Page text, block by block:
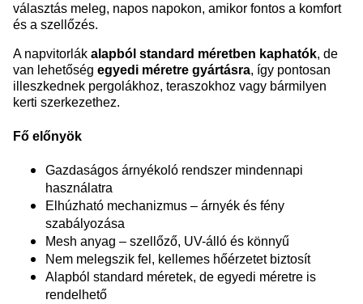
választás meleg, napos napokon, amikor fontos a komfort
és a szellőzés.
A napvitorlák alapból standard méretben kaphatók, de
van lehetőség egyedi méretre gyártásra, így pontosan
illeszkednek pergolákhoz, teraszokhoz vagy bármilyen
kerti szerkezethez.
Fő előnyök
Gazdaságos árnyékoló rendszer mindennapi
használatra
Elhúzható mechanizmus – árnyék és fény
szabályozása
Mesh anyag – szellőző, UV-álló és könnyű
Nem melegszik fel, kellemes hőérzetet biztosít
Alapból standard méretek, de egyedi méretre is
rendelhető